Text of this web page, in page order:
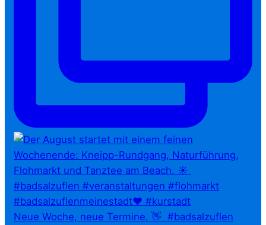
Neue Woche, neue Termine. 👋⁠ ⁠ #badsalzuflen